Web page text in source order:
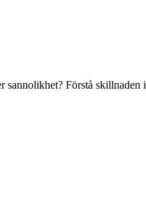
sannolikhet? Förstå skillnaden